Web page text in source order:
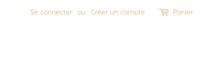
Se connecter ou Créer un compte Panier